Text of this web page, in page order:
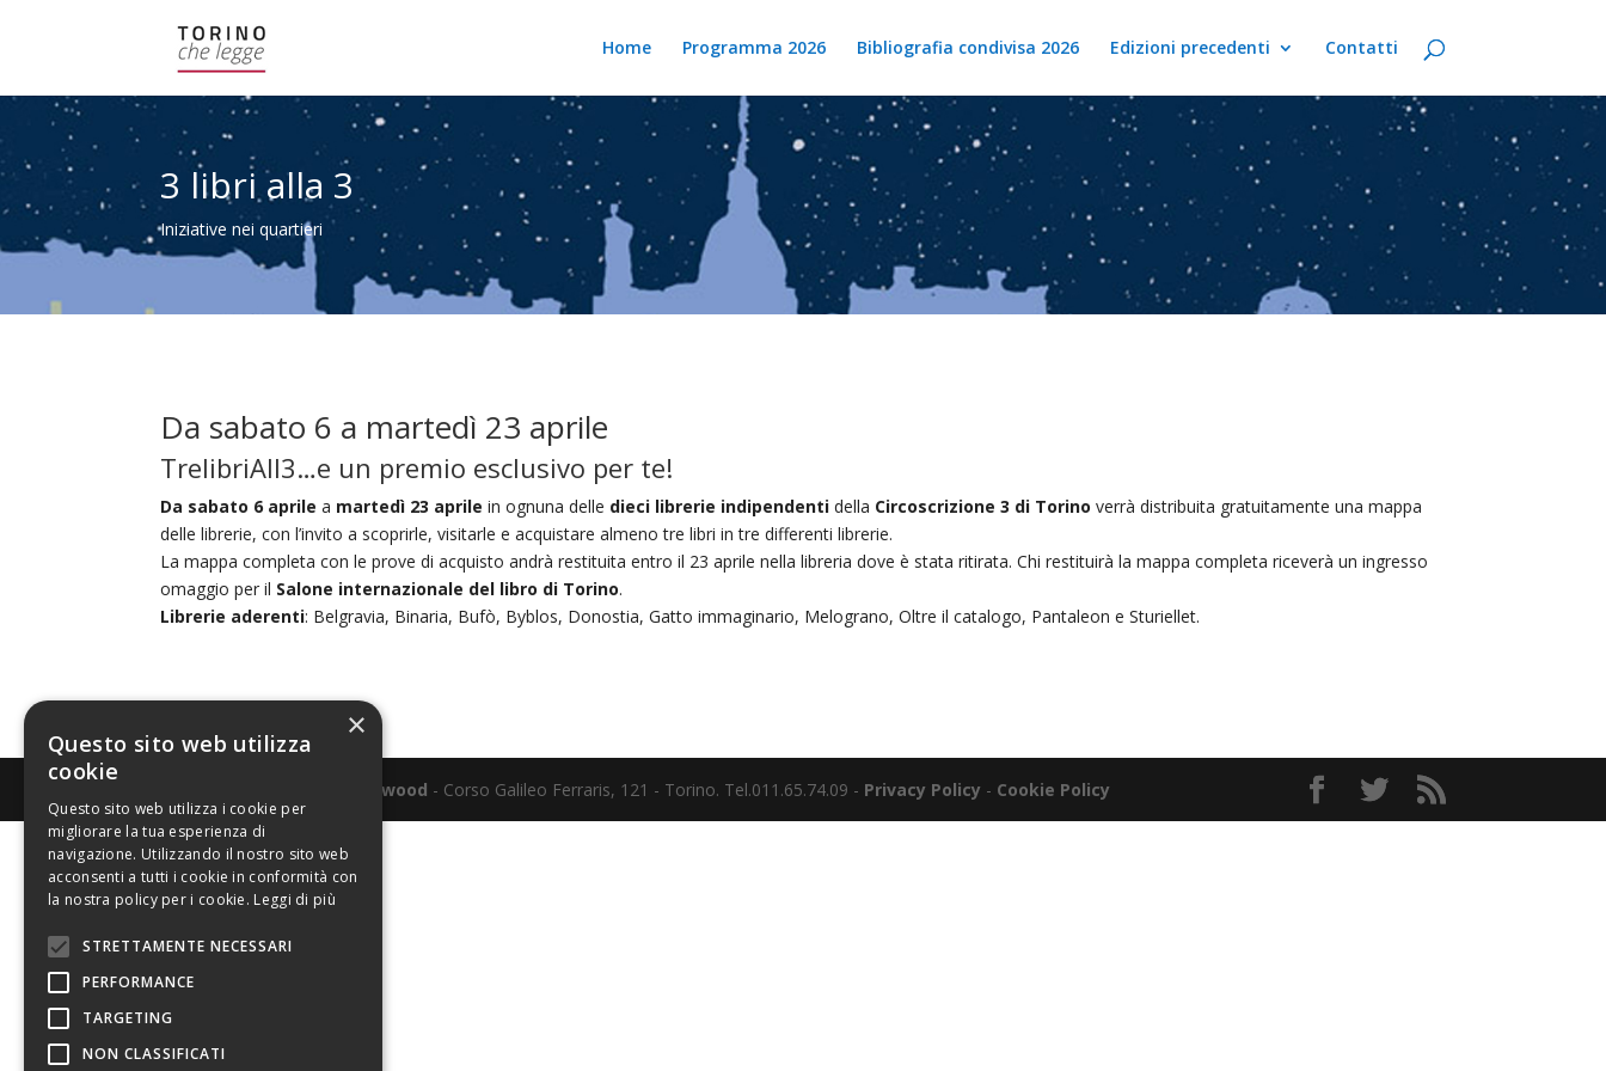
Home Programma 2026 Bibliografia condivisa 2026 Edizioni precedenti Contatti
3 libri alla 3
Iniziative nei quartieri
Da sabato 6 a martedì 23 aprile
TrelibriAll3…e un premio esclusivo per te!
Da sabato 6 aprilea martedì 23 aprilein ognuna delle dieci librerie indipendenti della Circoscrizione 3 di Torino verrà distribuita gratuitamente una mappa
delle librerie, con l’invito a scoprirle, visitarle e acquistare almeno tre libri in tre differenti librerie.
La mappa completa con le prove di acquisto andrà restituita entro il 23 aprile nella libreria dove è stata ritirata. Chi restituirà la mappa completa riceverà un ingresso
omaggio per il Salone internazionale del libro di Torino.
Librerie aderenti: Belgravia, Binaria, Bufò, Byblos, Donostia, Gatto immaginario, Melograno, Oltre il catalogo, Pantaleon e Sturiellet.
Elwood - Corso Galileo Ferraris, 121 - Torino. Tel.011.65.74.09 - Privacy Policy - Cookie Policy
×
Questo sito web utilizza
cookie
Questo sito web utilizza i cookie per
migliorare la tua esperienza di
navigazione. Utilizzando il nostro sito web
acconsenti a tutti i cookie in conformità con
la nostra policy per i cookie. Leggi di più
STRETTAMENTE NECESSARI
PERFORMANCE
TARGETING
NON CLASSIFICATI